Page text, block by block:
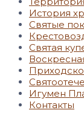
История
Святые
Святая
Игумен
Контакты